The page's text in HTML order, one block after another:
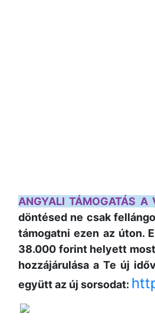
ANGYALI TÁMOGATÁS A
döntésed ne csak
támogatni ezen az úton.
38.000 forint helyett
hozzájárulása a Te új
együtt az új sorsodat: